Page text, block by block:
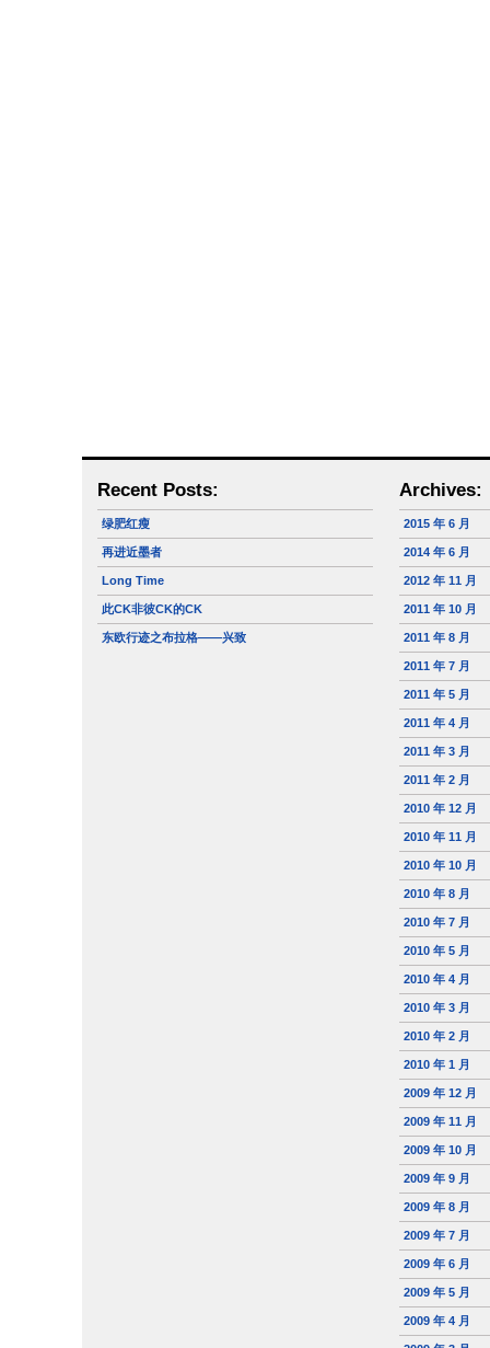
Recent Posts:
绿肥红瘦
再进近墨者
Long Time
此CK非彼CK的CK
东欧行迹之布拉格——兴致
Archives:
2015 年 6 月
2014 年 6 月
2012 年 11 月
2011 年 10 月
2011 年 8 月
2011 年 7 月
2011 年 5 月
2011 年 4 月
2011 年 3 月
2011 年 2 月
2010 年 12 月
2010 年 11 月
2010 年 10 月
2010 年 8 月
2010 年 7 月
2010 年 5 月
2010 年 4 月
2010 年 3 月
2010 年 2 月
2010 年 1 月
2009 年 12 月
2009 年 11 月
2009 年 10 月
2009 年 9 月
2009 年 8 月
2009 年 7 月
2009 年 6 月
2009 年 5 月
2009 年 4 月